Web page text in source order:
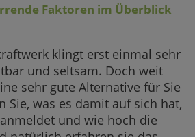
Faktoren im Überblick
klingt erst einmal sehr
und seltsam. Doch weit
sehr gute Alternative für Sie
Sie, was es damit auf sich hat,
und wie hoch die